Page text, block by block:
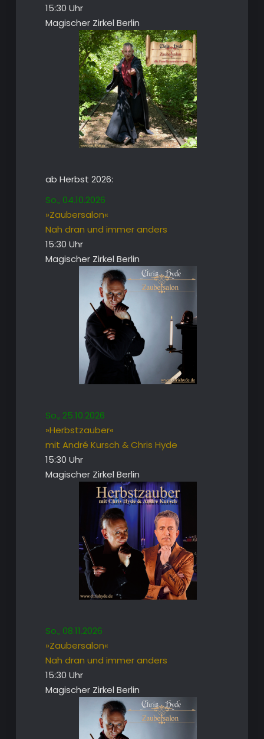
15:30 Uhr
Magischer Zirkel Berlin
ab Herbst 2026:
So., 04.10.2026
»Zaubersalon«
Nah dran und immer anders
15:30 Uhr
Magischer Zirkel Berlin
So., 25.10.2026
»Herbstzauber«
mit André Kursch & Chris Hyde
15:30 Uhr
Magischer Zirkel Berlin
So., 08.11.2026
»Zaubersalon«
Nah dran und immer anders
15:30 Uhr
Magischer Zirkel Berlin